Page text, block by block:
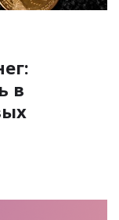
в